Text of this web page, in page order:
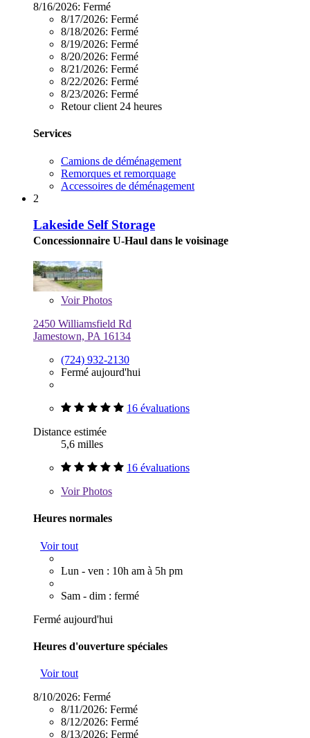
8/16/2026: Fermé
8/17/2026: Fermé
8/18/2026: Fermé
8/19/2026: Fermé
8/20/2026: Fermé
8/21/2026: Fermé
8/22/2026: Fermé
8/23/2026: Fermé
Retour client 24 heures
Services
Camions de déménagement
Remorques et remorquage
Accessoires de déménagement
2
Lakeside Self Storage
Concessionnaire U-Haul dans le voisinage
VoirPhotos
2450 Williamsfield Rd
Jamestown, PA 16134
(724) 932-2130
Fermé aujourd'hui
16 évaluations
Distance estimée
5,6 milles
16 évaluations
VoirPhotos
Heures normales
Voir tout
Lun - ven : 10h am à 5h pm
Sam - dim : fermé
Fermé aujourd'hui
Heures d'ouverture spéciales
Voir tout
8/10/2026: Fermé
8/11/2026: Fermé
8/12/2026: Fermé
8/13/2026: Fermé